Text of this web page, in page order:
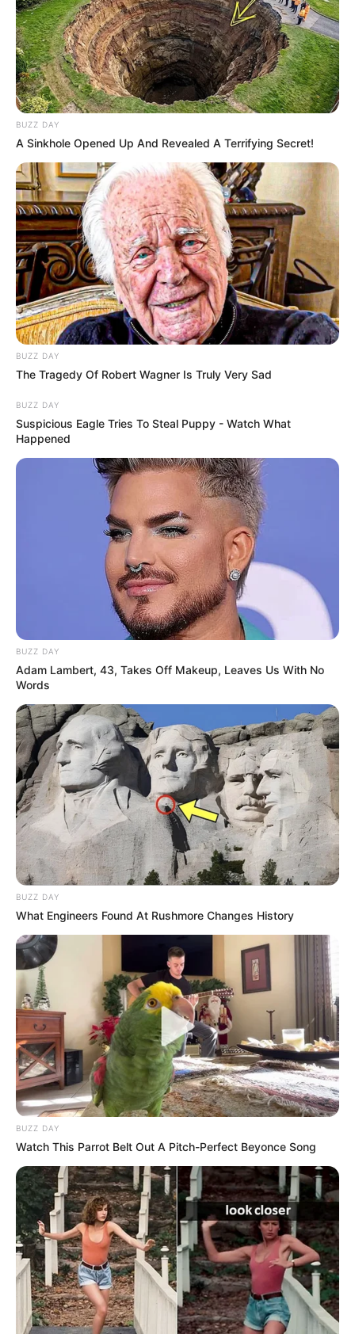
BUZZ DAY
A Sinkhole Opened Up And Revealed A Terrifying Secret!
BUZZ DAY
The Tragedy Of Robert Wagner Is Truly Very Sad
BUZZ DAY
Suspicious Eagle Tries To Steal Puppy - Watch What
Happened
BUZZ DAY
Adam Lambert, 43, Takes Off Makeup, Leaves Us With No
Words
BUZZ DAY
What Engineers Found At Rushmore Changes History
BUZZ DAY
Watch This Parrot Belt Out A Pitch-Perfect Beyonce Song